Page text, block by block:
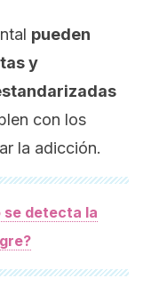
pueden
y
con los
la adicción.
se detecta la